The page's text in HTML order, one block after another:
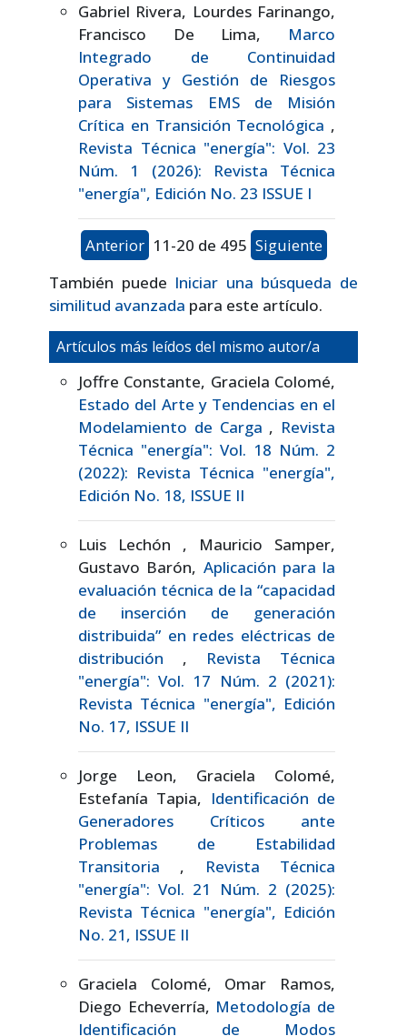
Gabriel Rivera, Lourdes Farinango,
Francisco De Lima, Marco
Integrado de Continuidad
Operativa y Gestión de Riesgos
para Sistemas EMS de Misión
Crítica en Transición Tecnológica ,
Revista Técnica "energía": Vol. 23
Núm. 1 (2026): Revista Técnica
"energía", Edición No. 23 ISSUE I
Anterior 11-20 de 495 Siguiente
También puede Iniciar una búsqueda de
similitud avanzada para este artículo.
Artículos más leídos del mismo autor/a
Joffre Constante, Graciela Colomé,
Estado del Arte y Tendencias en el
Modelamiento de Carga , Revista
Técnica "energía": Vol. 18 Núm. 2
(2022): Revista Técnica "energía",
Edición No. 18, ISSUE II
Luis Lechón , Mauricio Samper,
Gustavo Barón, Aplicación para la
evaluación técnica de la “capacidad
de inserción de generación
distribuida” en redes eléctricas de
distribución , Revista Técnica
"energía": Vol. 17 Núm. 2 (2021):
Revista Técnica "energía", Edición
No. 17, ISSUE II
Jorge Leon, Graciela Colomé,
Estefanía Tapia, Identificación de
Generadores Críticos ante
Problemas de Estabilidad
Transitoria ,
Revista Técnica
"energía": Vol. 21 Núm. 2 (2025):
Revista Técnica "energía", Edición
No. 21, ISSUE II
Graciela Colomé, Omar Ramos,
Diego Echeverría, Metodología de
Identificación de Modos